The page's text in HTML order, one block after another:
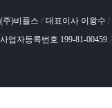
(주)비플스 / 대표이사 이왕수 /
사업자등록번호 199-81-00459 /